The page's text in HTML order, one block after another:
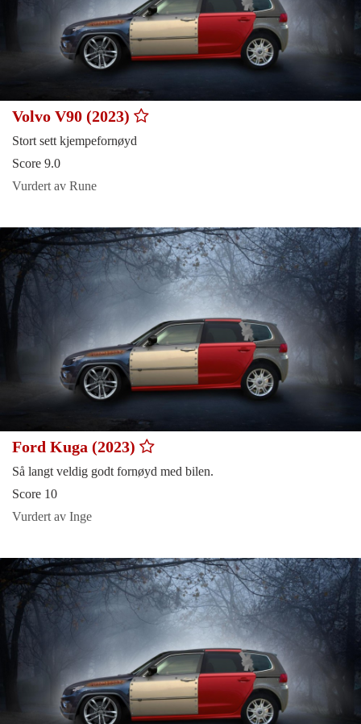
Volvo V90 (2023)
Stort sett kjempefornøyd
Score 9.0
Vurdert av Rune
Ford Kuga (2023)
Så langt veldig godt fornøyd med bilen.
Score 10
Vurdert av Inge